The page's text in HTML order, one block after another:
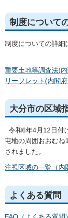
制度について
制度についての詳細
重要土地等調査法(
リーフレット(内閣
大分市の区域
令和6年4月12日付
屯地の周囲おおむね
されました。
注視区域の一覧（内
よくある質問
FAQ（よくある質問